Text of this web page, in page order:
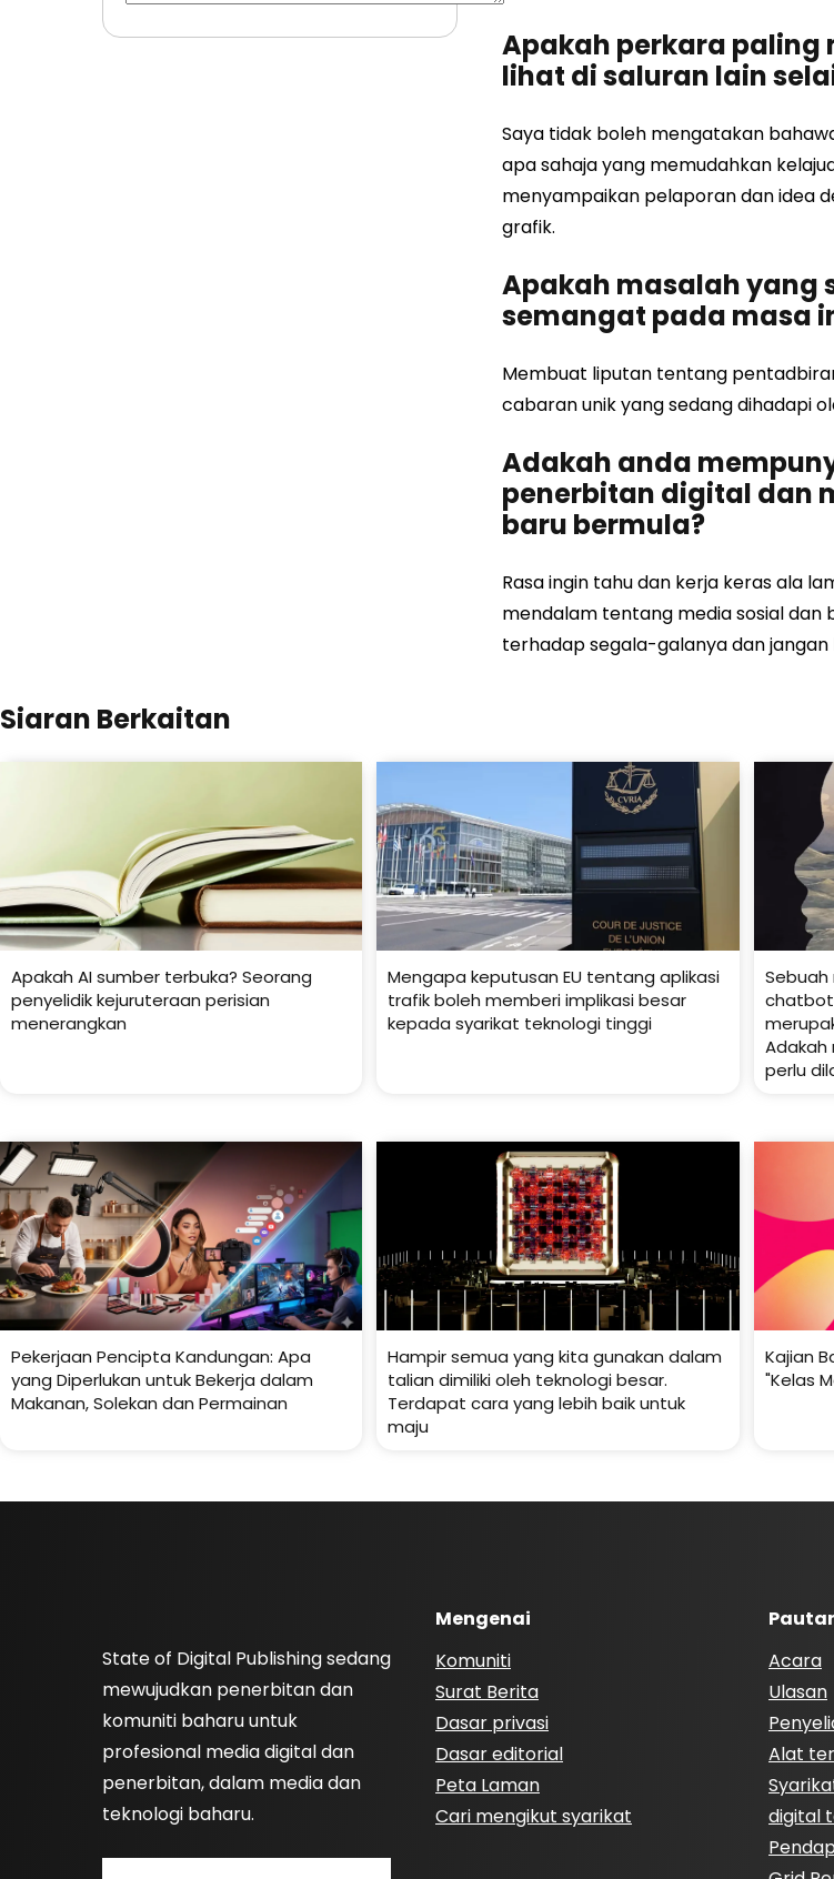
Apakah perkara
lihat di saluran lain
Saya tidak boleh mengatakan
apa sahaja yang memudahkan
menyampaikan pelaporan dan idea
grafik.
Apakah masalah yang
semangat pada masa
Membuat liputan tentang
cabaran unik yang sedang dihadapi
Adakah anda
penerbitan digital dan
baru bermula?
Rasa ingin tahu dan kerja keras ala
mendalam tentang media sosial dan
terhadap segala-galanya dan
Siaran Berkaitan
Apakah AI sumber terbuka? Seorang
penyelidik kejuruteraan perisian
menerangkan
Mengapa keputusan EU tentang aplikasi
trafik boleh memberi implikasi besar
kepada syarikat teknologi tinggi
chatbot
Adakah
perlu
Pekerjaan Pencipta Kandungan: Apa
yang Diperlukan untuk Bekerja dalam
Makanan, Solekan dan Permainan
Hampir semua yang kita gunakan dalam
talian dimiliki oleh teknologi besar.
Terdapat cara yang lebih baik untuk
maju
Kajian
"Kelas
State of Digital Publishing sedang
mewujudkan penerbitan dan
komuniti baharu untuk
profesional media digital dan
penerbitan, dalam media dan
teknologi baharu.
Mengenai
Komuniti
Surat Berita
Dasar privasi
Dasar editorial
Peta Laman
Cari mengikut syarikat
Acara
Ulasan
Alat
digital